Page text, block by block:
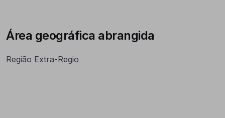
Área geográfica abrangida
Região Extra-Regio